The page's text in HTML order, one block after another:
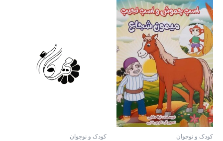
کودک و نوجوان کودک و نوجوان